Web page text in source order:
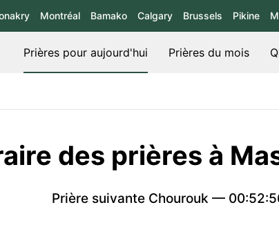
Montréal Bamako Calgary Brussels Pikine
Prières pour aujourd'hui Prières du mois
des prières à
Prière suivante Chourouk —